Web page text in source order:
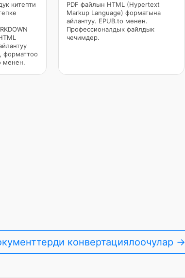
китепти
форматтоо
менен.
PDF файлын HTML (Hypertext
Markup Language) форматына
айлантуу. EPUB.to менен.
Профессионалдык файлдык
чечимдер.
конвертациялоочулар →